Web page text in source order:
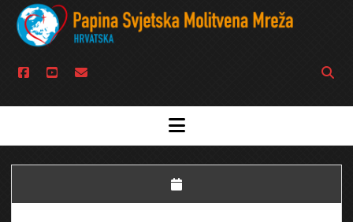
facebook
youtubeemail
Open
bar
open
menu